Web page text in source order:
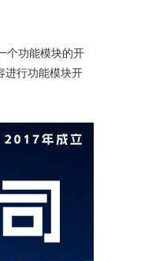
个功能模块的开
进行功能模块开